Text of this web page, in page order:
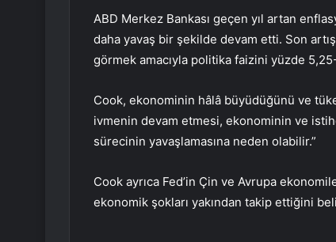
ABD Merkez Bankası geçen yıl artan
daha yavaş bir şekilde devam etti. Son
görmek amacıyla politika faizini yüzde
Cook, ekonominin hâlâ büyüdüğünü ve
ivmenin devam etmesi, ekonominin ve
sürecinin yavaşlamasına neden olabilir.”
Cook ayrıca Fed’in Çin ve Avrupa
ekonomik şokları yakından takip ettiğini